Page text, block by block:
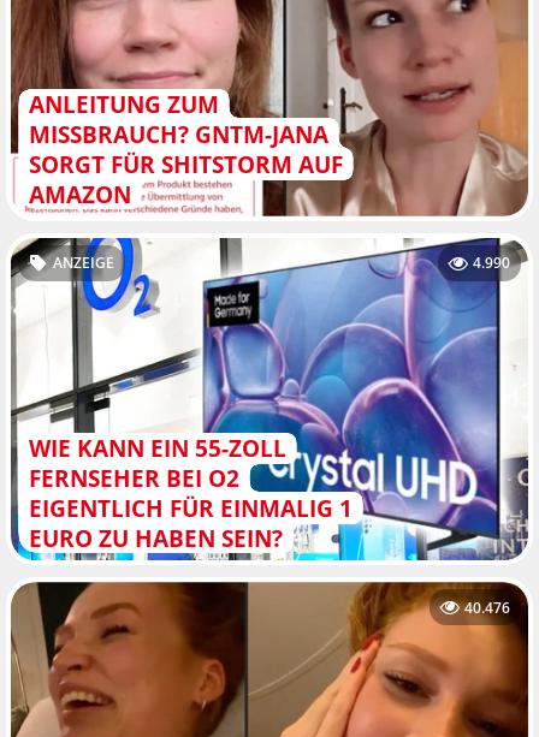
ANLEITUNG ZUM
MISSBRAUCH? GNTM-JANA
SORGT FÜR SHITSTORM AUF
AMAZON
WIE KANN EIN 55-ZOLL
FERNSEHER BEI O2
EIGENTLICH FÜR EINMALIG 1
EURO ZU HABEN SEIN?
ANZEIGE 4.990
40.476